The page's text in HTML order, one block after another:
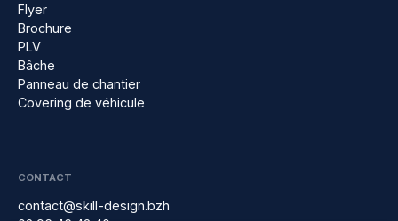
Flyer
Brochure
PLV
Bâche
Panneau de chantier
Covering de véhicule
CONTACT
contact@skill-design.bzh